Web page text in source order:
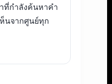
ที่กำลังค้นหาคำ
ห็นจากศูนย์ทุก